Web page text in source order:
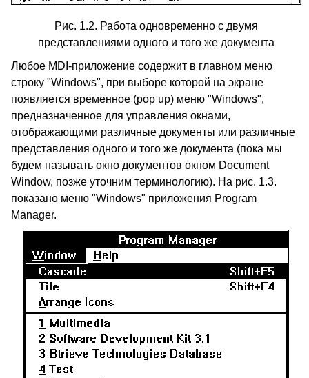
Рис. 1.2. Работа одновременно с двумя
представлениями одного и того же документа
Любое MDI-приложение содержит в главном меню
строку "Windows", при выборе которой на экране
появляется временное (pop up) меню "Windows",
предназначенное для управления окнами,
отображающими различные документы или различные
представления одного и того же документа (пока мы
будем называть окно документов окном Document
Window, позже уточним терминологию). На рис. 1.3.
показано меню "Windows" приложения Program
Manager.